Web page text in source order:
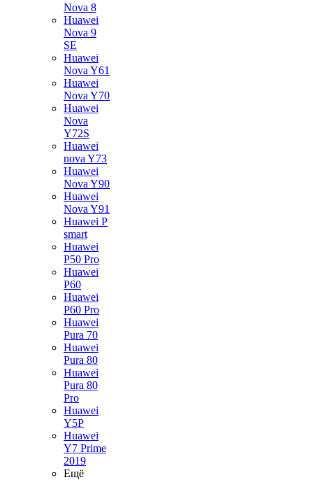
Nova 8
Huawei
Nova 9
SE
Huawei
Nova Y61
Huawei
Nova Y70
Huawei
Nova
Y72S
Huawei
nova Y73
Huawei
Nova Y90
Huawei
Nova Y91
Huawei P
smart
Huawei
P50 Pro
Huawei
P60
Huawei
P60 Pro
Huawei
Pura 70
Huawei
Pura 80
Huawei
Pura 80
Pro
Huawei
Y5P
Huawei
Y7 Prime
2019
Ещё